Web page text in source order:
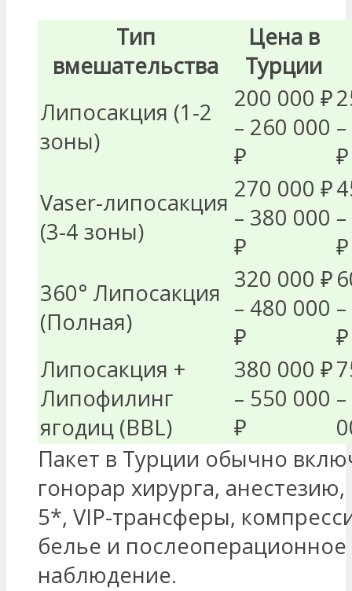
Тип
вмешательства
Цена в
Турции
Липосакция (1-2
зоны)
200 000 ₽
– 260 000
₽
₽
Vaser-липосакция
(3-4 зоны)
270 000 ₽
– 380 000
₽
₽
360° Липосакция
(Полная)
320 000 ₽
– 480 000
₽
₽
Липосакция +
Липофилинг
ягодиц (BBL)
380 000 ₽
– 550 000
₽
Пакет в Турции обычно
гонорар хирурга,
5*, VIP-трансферы,
белье и послеоперационное
наблюдение.